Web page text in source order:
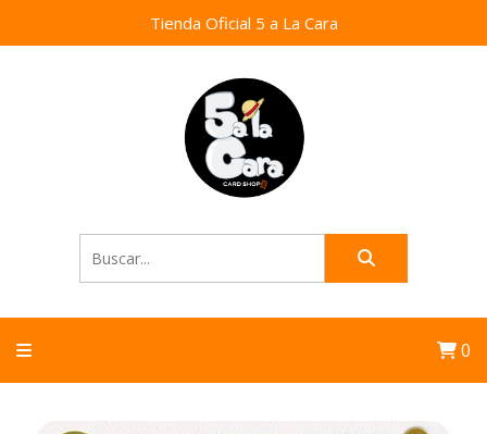
Tienda Oficial 5 a La Cara
0